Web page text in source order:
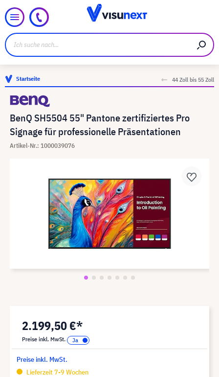
Startseite 44 Zoll bis 55 Zoll
BenQ SH5504 55" Pantone zertifiziertes Pro
Signage für professionelle Präsentationen
Artikel-Nr.: 1000039076
2.199,50 €*
Preise inkl. MwSt.
Preise inkl. MwSt.
Lieferzeit 7-9 Wochen